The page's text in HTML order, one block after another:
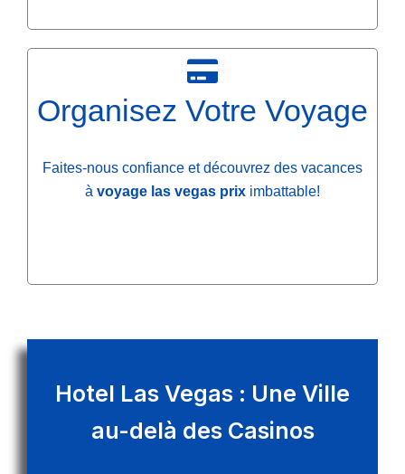
Organisez Votre Voyage
Faites-nous confiance et découvrez des vacances
à voyage las vegas prix imbattable!
Hotel Las Vegas : Une Ville
au-delà des Casinos